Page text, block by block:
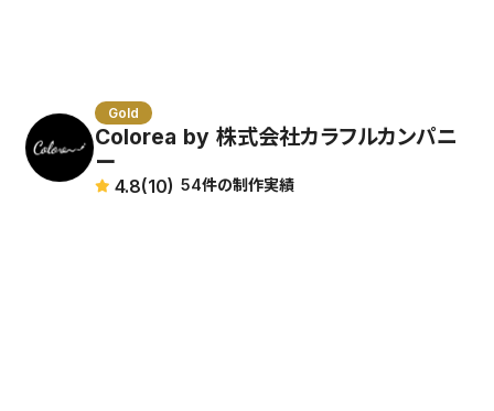
Gold
Colorea by 株式会社カラフルカンパニ
ー
4.8(10) 54件の制作実績